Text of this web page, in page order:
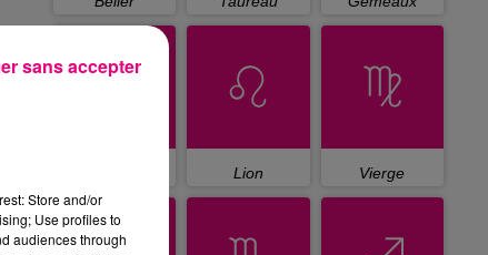
Lion Vierge
Store and/or
Use profiles to
audiences through
sans accepter